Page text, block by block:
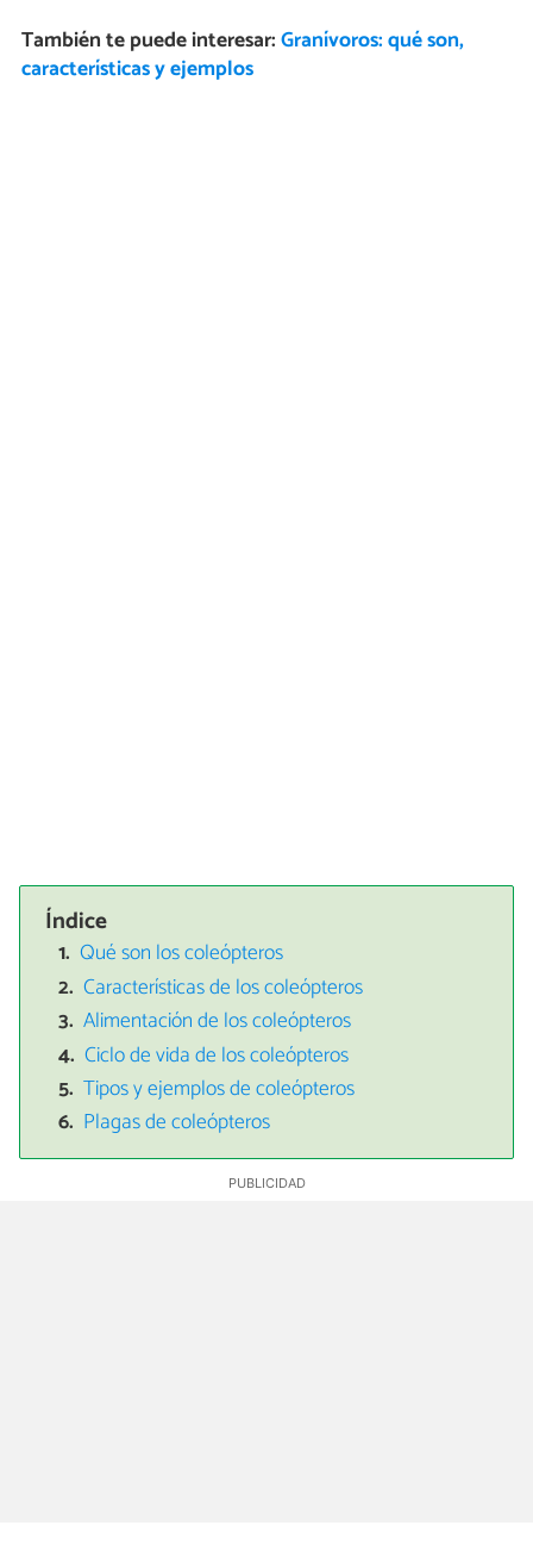
También te puede interesar:Granívoros: qué son,
características y ejemplos
Índice
Qué son los coleópteros
Características de los coleópteros
Alimentación de los coleópteros
Ciclo de vida de los coleópteros
Tipos y ejemplos de coleópteros
Plagas de coleópteros